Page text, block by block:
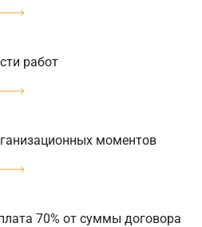
работ
моментов
70% от суммы договора